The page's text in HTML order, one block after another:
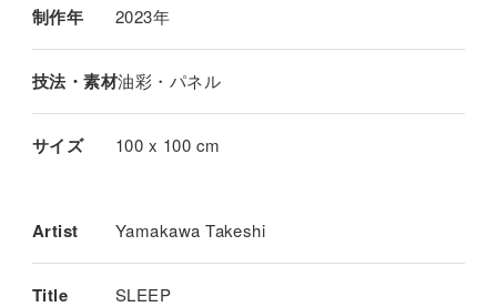
制作年 2023年
技法・素材油彩・パネル
サイズ 100 x 100 cm
Artist Yamakawa Takeshi
Title SLEEP